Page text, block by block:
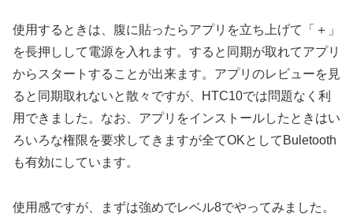
使用するときは、腹に貼ったらアプリを立ち上げて「＋」
を長押しして電源を入れます。すると同期が取れてアプリ
からスタートすることが出来ます。アプリのレビューを見
ると同期取れないと散々ですが、HTC10では問題なく利
用できました。なお、アプリをインストールしたときはい
ろいろな権限を要求してきますが全てOKとしてBuletooth
も有効にしています。
使用感ですが、まずは強めでレベル8でやってみました。